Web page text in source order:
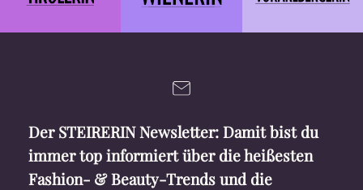
Der STEIRERIN Newsletter: Damit bist du
immer top informiert über die heißesten
Fashion- & Beauty-Trends und die